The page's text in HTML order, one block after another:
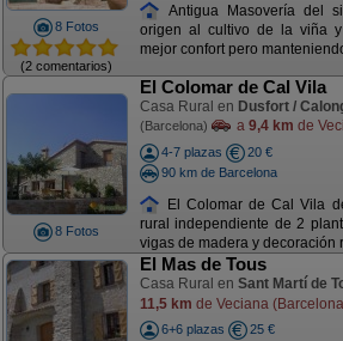
8 Fotos
(2 comentarios)
Antigua Masovería del
origen al cultivo de la viña
mejor confort pero
8 Fotos
El Colomar de Cal Vila
Casa Rural en Dusfort /
(Barcelona) a 9,4 km de
4-7 plazas
20 €
90 km de Barcelona
El Colomar de Cal Vila
rural independiente de 2
vigas de madera y decoración
El Mas de Tous
Casa Rural en Sant Martí de
11,5 km de Veciana
6+6 plazas
25 €